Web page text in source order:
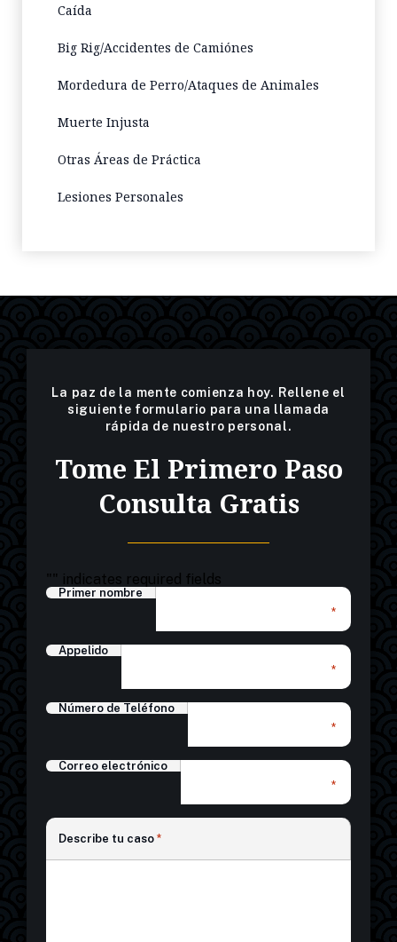
Caída
Big Rig/Accidentes de Camiónes
Mordedura de Perro/Ataques de Animales
Muerte Injusta
Otras Áreas de Práctica
Lesiones Personales
La paz de la mente comienza hoy. Rellene el
siguiente formulario para una llamada
rápida de nuestro personal.
Tome El Primero Paso
Consulta Gratis
"" indicates required fields
Primer nombre
*
Appelido
*
Número de Teléfono
*
Correo electrónico
*
Describe tu caso *